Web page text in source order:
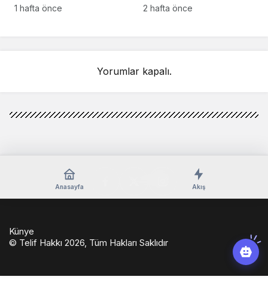
anlarındaki kahreden
1 hafta önce
kez Türkiye’de
2 hafta önce
Yorumlar kapalı.
Anasayfa Akış
Künye
© Telif Hakkı 2026, Tüm Hakları Saklıdır
giriş
casinoport
verabet